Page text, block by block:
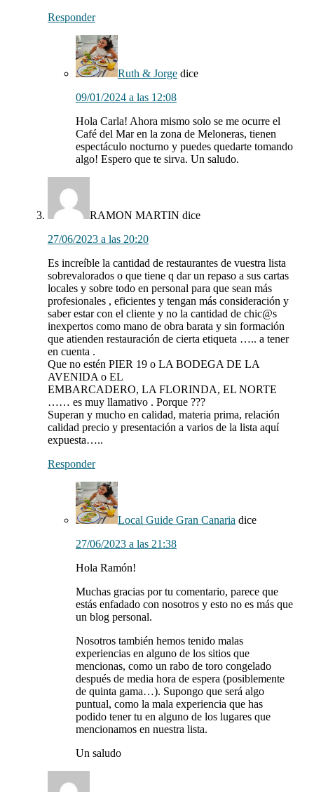
Responder
Ruth & Jorge dice
09/01/2024 a las 12:08
Hola Carla! Ahora mismo solo se me ocurre el
Café del Mar en la zona de Meloneras, tienen
espectáculo nocturno y puedes quedarte tomando
algo! Espero que te sirva. Un saludo.
RAMON MARTIN dice
27/06/2023 a las 20:20
Es increíble la cantidad de restaurantes de vuestra lista
sobrevalorados o que tiene q dar un repaso a sus cartas
locales y sobre todo en personal para que sean más
profesionales , eficientes y tengan más consideración y
saber estar con el cliente y no la cantidad de chic@s
inexpertos como mano de obra barata y sin formación
que atienden restauración de cierta etiqueta ….. a tener
en cuenta .
Que no estén PIER 19 o LA BODEGA DE LA
AVENIDA o EL
EMBARCADERO, LA FLORINDA, EL NORTE
…… es muy llamativo . Porque ???
Superan y mucho en calidad, materia prima, relación
calidad precio y presentación a varios de la lista aquí
expuesta…..
Responder
Local Guide Gran Canaria dice
27/06/2023 a las 21:38
Hola Ramón!
Muchas gracias por tu comentario, parece que
estás enfadado con nosotros y esto no es más que
un blog personal.
Nosotros también hemos tenido malas
experiencias en alguno de los sitios que
mencionas, como un rabo de toro congelado
después de media hora de espera (posiblemente
de quinta gama…). Supongo que será algo
puntual, como la mala experiencia que has
podido tener tu en alguno de los lugares que
mencionamos en nuestra lista.
Un saludo